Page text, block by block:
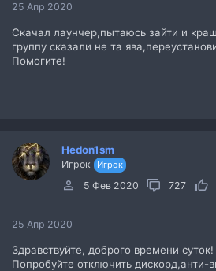
25 Апр 2020
Скачал лаунчер,пытаюсь зайти и
группу сказали не та
Помогите!
Hedon1sm
Игрок Игрок
5 Фев 2020 727
25 Апр 2020
Здравствуйте, доброго времени суток!
Попробуйте отключить дискорд,анти-